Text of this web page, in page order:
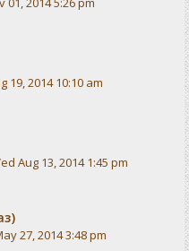
19, 2014 10:10 am
Aug 13, 2014 1:45 pm
27, 2014 3:48 pm